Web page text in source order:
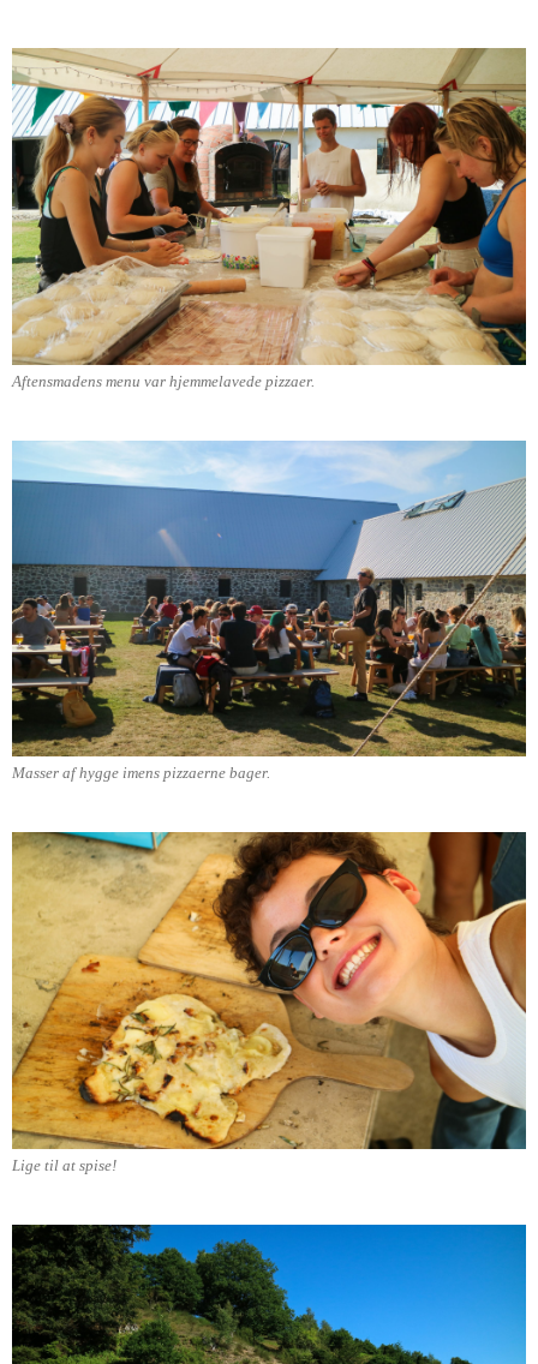
Aftensmadens menu var hjemmelavede pizzaer.
Masser af hygge imens pizzaerne bager.
Lige til at spise!